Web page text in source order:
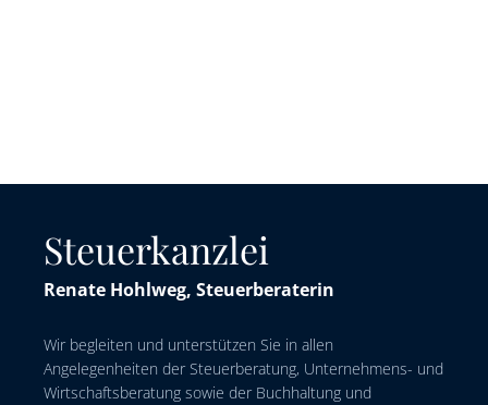
Steuerkanzlei
Renate Hohlweg, Steuerberaterin
Wir begleiten und unterstützen Sie in allen
Angelegenheiten der Steuerberatung, Unternehmens- und
Wirtschaftsberatung sowie der Buchhaltung und